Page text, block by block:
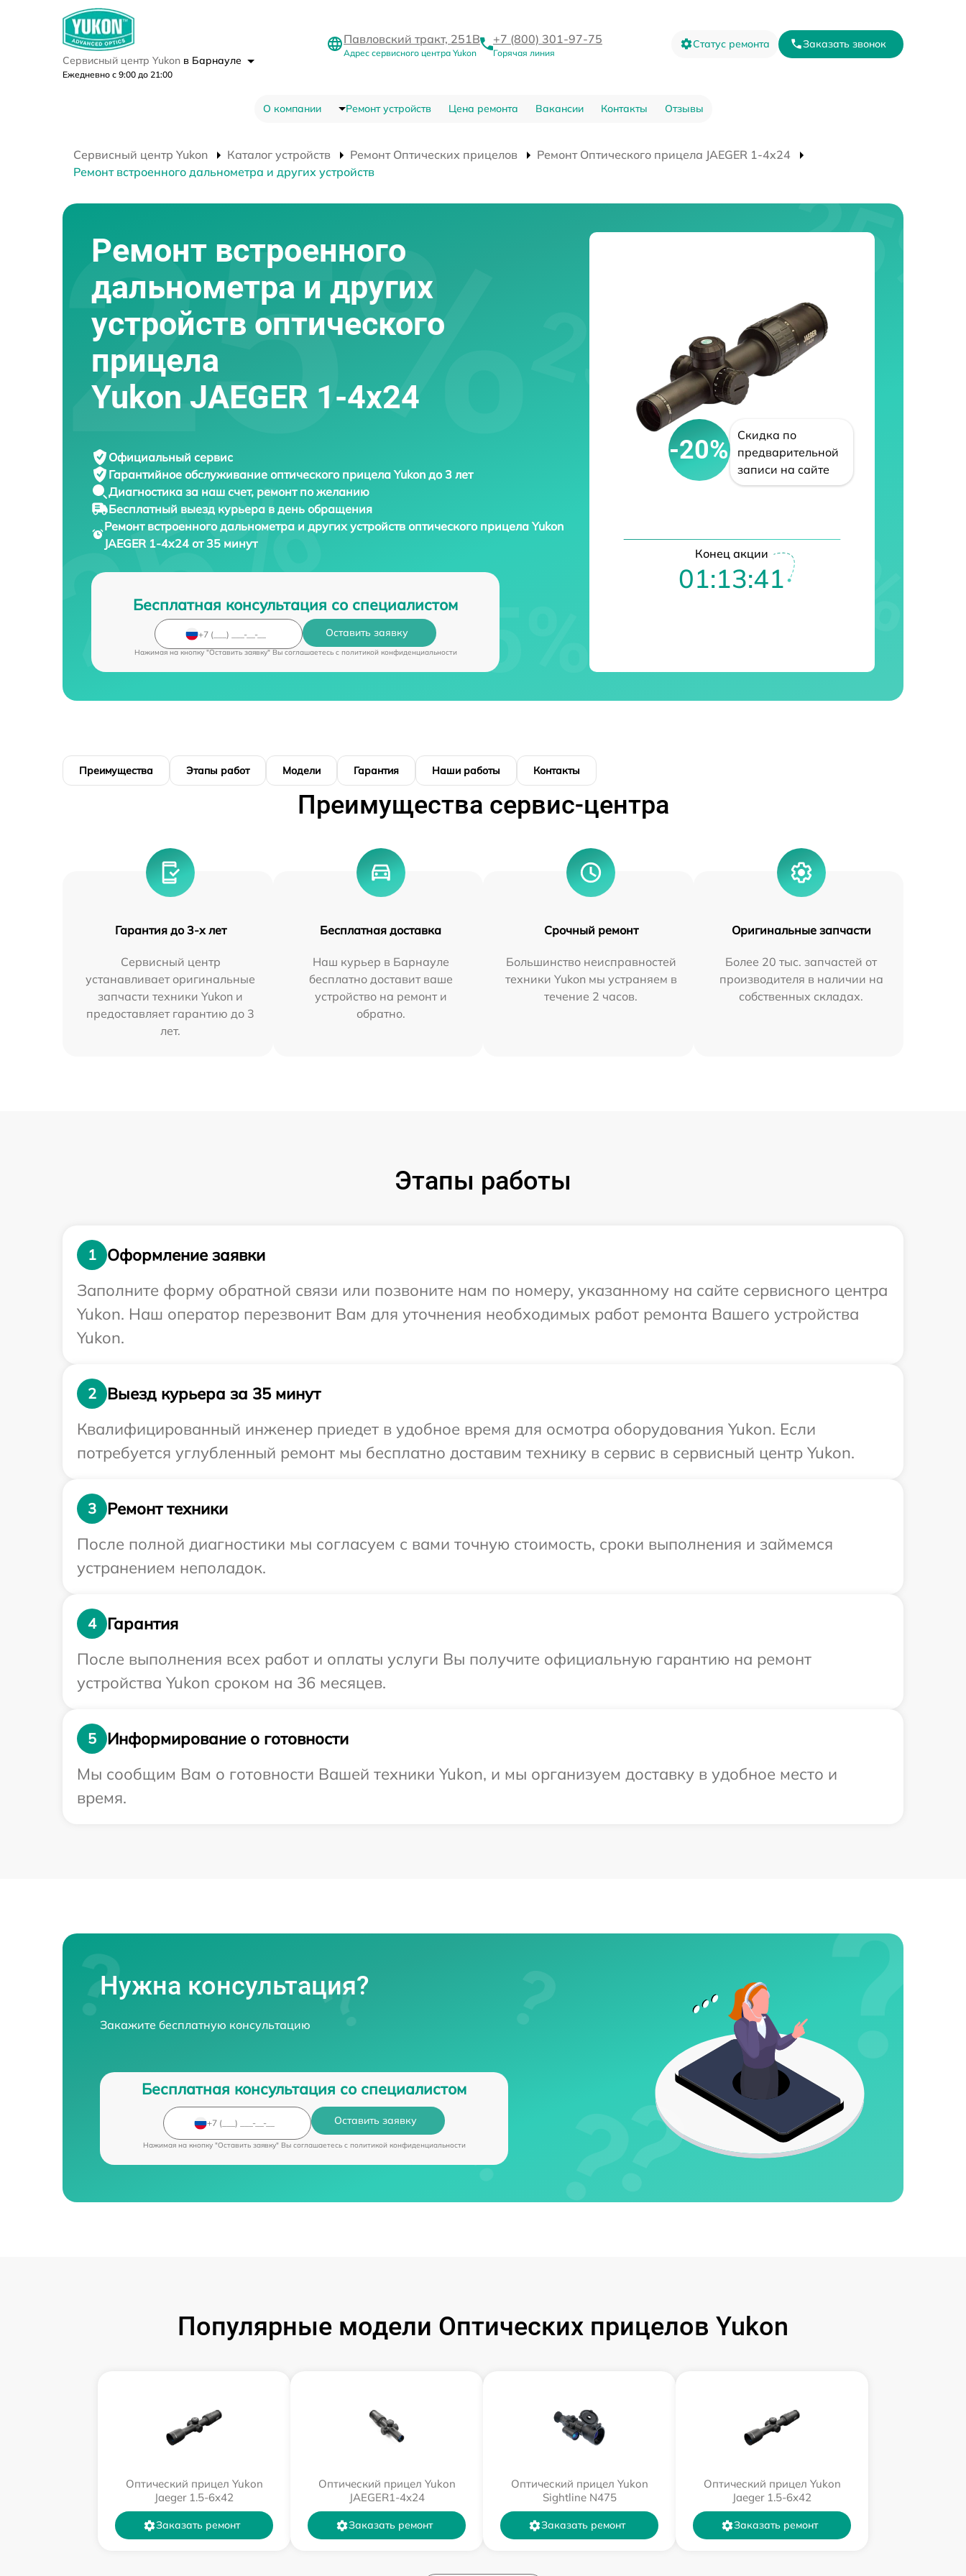
Сервисный центр Yukon в Барнауле
Ежедневно с 9:00 до 21:00
Павловский тракт, 251В
Адрес сервисного центра Yukon
+7 (800) 301-97-75
Горячая линия
Статус ремонта Заказать звонок
О компании Ремонт устройств Цена ремонта Вакансии Контакты Отзывы
Сервисный центр Yukon Каталог устройств Ремонт Оптических прицелов
Ремонт Оптического прицела JAEGER 1-4x24
Ремонт встроенного дальнометра и других устройств
Ремонт встроенного
дальнометра и других
устройств оптического
прицела
Yukon JAEGER 1-4x24
Официальный сервис
Гарантийное обслуживание оптического прицела Yukon до 3 лет
Диагностика за наш счет, ремонт по желанию
Бесплатный выезд курьера в день обращения
Ремонт встроенного дальнометра и других устройств оптического прицелаYukon
JAEGER 1-4x24 от 35 минут
Бесплатная консультация со специалистом
Оставить заявку
Нажимая на кнопку "Оставить заявку" Вы соглашаетесь c политикой конфиденциальности
-20%
Скидка по
предварительной
записи на сайте
Конец акции
01:13:40
Преимущества Этапы работ Модели Гарантия Наши работы Контакты
Преимущества сервис-центра
Гарантия до 3-х лет
Сервисный центр
устанавливает оригинальные
запчасти техники Yukon и
предоставляет гарантию до 3
лет.
Бесплатная доставка
Наш курьер в Барнауле
бесплатно доставит ваше
устройство на ремонт и
обратно.
Срочный ремонт
Большинство неисправностей
техники Yukon мы устраняем в
течение 2 часов.
Оригинальные запчасти
Более 20 тыс. запчастей от
производителя в наличии на
собственных складах.
Этапы работы
1
Оформление заявки
Заполните форму обратной связи или позвоните нам по номеру, указанному на сайте сервисного центра
Yukon. Наш оператор перезвонит Вам для уточнения необходимых работ ремонта Вашего устройства
Yukon.
2
Выезд курьера за 35 минут
Квалифицированный инженер приедет в удобное время для осмотра оборудования Yukon. Если
потребуется углубленный ремонт мы бесплатно доставим технику в сервис в сервисный центр Yukon.
3
Ремонт техники
После полной диагностики мы согласуем с вами точную стоимость, сроки выполнения и займемся
устранением неполадок.
4
Гарантия
После выполнения всех работ и оплаты услуги Вы получите официальную гарантию на ремонт
устройства Yukon сроком на 36 месяцев.
5
Информирование о готовности
Мы сообщим Вам о готовности Вашей техники Yukon, и мы организуем доставку в удобное место и
время.
Нужна консультация?
Закажите бесплатную консультацию
Бесплатная консультация со специалистом
Оставить заявку
Нажимая на кнопку "Оставить заявку" Вы соглашаетесь c политикой конфиденциальности
Популярные модели Оптических прицелов Yukon
Оптический прицел Yukon
Jaeger 1.5-6x42
Заказать ремонт
Оптический прицел Yukon
JAEGER1-4x24
Заказать ремонт
Оптический прицел Yukon
Sightline N475
Заказать ремонт
Оптический прицел Yukon
Jaeger 1.5-6x42
Заказать ремонт